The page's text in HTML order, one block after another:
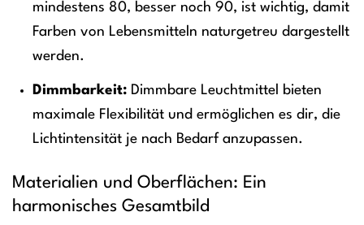
mindestens 80, besser noch 90, ist wichtig, damit
Farben von Lebensmitteln naturgetreu dargestellt
werden.
Dimmbarkeit:Dimmbare Leuchtmittel bieten
maximale Flexibilität und ermöglichen es dir, die
Lichtintensität je nach Bedarf anzupassen.
Materialien und Oberflächen: Ein
harmonisches Gesamtbild